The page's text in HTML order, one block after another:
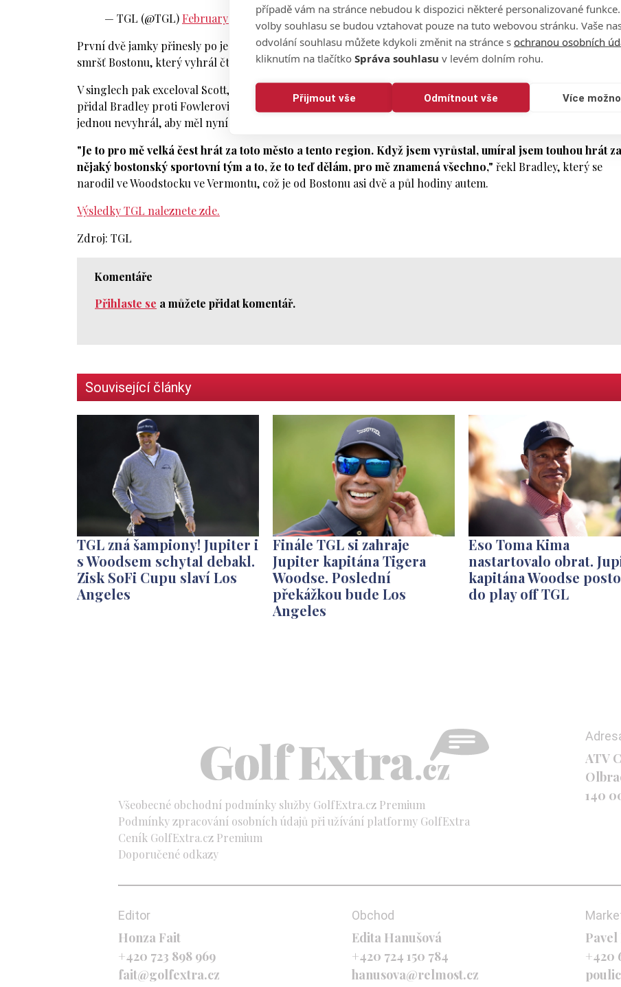
případě vám na stránce nebudou k dispozici některé personalizované funkce.
volby souhlasu se budou vztahovat pouze na tuto webovou stránku. Vaše
odvolání souhlasu můžete kdykoli změnit na stránce s ochranou osobních
kliknutím na tlačítko Správa souhlasu v levém dolním rohu.
Přijmout vše Odmítnout vše Více
— TGL (@TGL)February 25, 2026
První dvě jamky přinesly po jednom bodu pro každý tým. Po pětce šel do vedení New York, ale pak přišla
smršť Bostonu, který vyhrál čtyři závěrečné triply, po nichž vedl 5:2.
V singlech pak exceloval Scott, který vyhrál oba své souboje s Youngem. Poslední bod už za rozhodnutého
přidal Bradley proti Fowlerovi a stanovil konečné skóre na 9:2 pro Boston, tým který v loňské sezóně TGL
jednou nevyhrál, aby měl nyní s předstihem jistý postup do play off.
"Je to pro mě velká čest hrát za toto město a tento region. Když jsem vyrůstal, umíral jsem touhou hrát za
nějaký bostonský sportovní tým a to, že to teď dělám, pro mě znamená všechno," řekl Bradley, který se
narodil ve Woodstocku ve Vermontu, což je od Bostonu asi dvě a půl hodiny autem.
Výsledky TGL naleznete zde.
Zdroj: TGL
Komentáře
Přihlaste se a můžete přidat komentář.
Související články
TGL zná šampiony! Jupiter i
s Woodsem schytal debakl.
Zisk SoFi Cupu slaví Los
Angeles
Finále TGL si zahraje
Jupiter kapitána Tigera
Woodse. Poslední
překážkou bude Los
Angeles
Eso Toma Kima
nastartovalo obrat.
kapitána Woodse
do play off TGL
Všeobecné obchodní podmínky služby GolfExtra.cz Premium
Podmínky zpracování osobních údajů při užívání platformy GolfExtra
Ceník GolfExtra.cz Premium
Doporučené odkazy
ATV
140
Editor
Honza Fait
+420 723 898 969
fait@golfextra.cz
Obchod
Edita Hanušová
+420 724 150 784
hanusova@relmost.cz
+420